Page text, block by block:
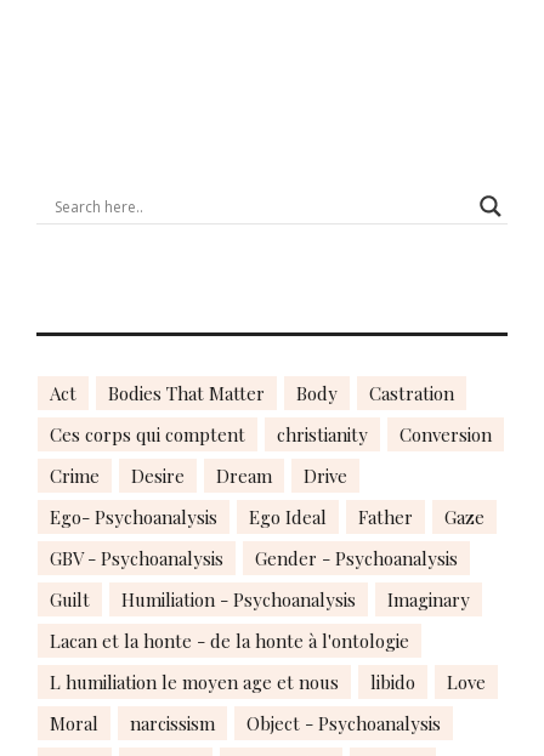
Act Bodies That Matter Body
Castration
Ces corps qui comptent
christianity
Conversion
Crime
Desire Dream
Drive
Ego- Psychoanalysis
Ego Ideal Father
Gaze
GBV - Psychoanalysis
Gender - Psychoanalysis
Guilt
Humiliation - Psychoanalysis
Imaginary
Lacan et la honte - de la honte à l'ontologie
L humiliation le moyen age et nous
libido
Love
Moral
narcissism
Object - Psychoanalysis